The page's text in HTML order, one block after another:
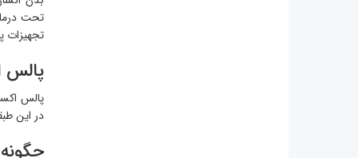
تجهیزات
پالس
در این